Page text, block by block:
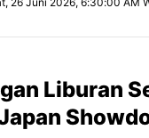
Liburan